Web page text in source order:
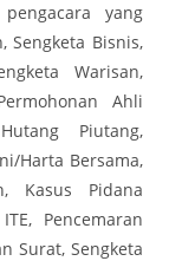
yang
Sengketa Bisnis,
Warisan,
Ahli
Piutang,
Harta Bersama,
Kasus Pidana
Pencemaran
Surat, Sengketa